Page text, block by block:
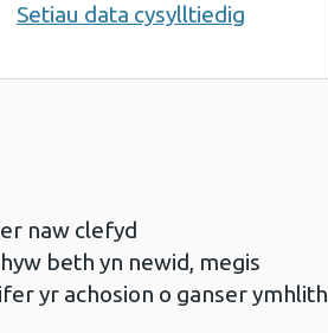
Setiau data cysylltiedig
naw clefyd
beth yn newid, megis
yr achosion o ganser ymhlith